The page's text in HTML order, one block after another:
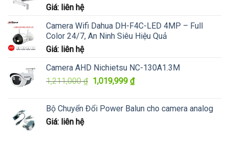
Giá: liên hệ
Camera Wifi Dahua DH-F4C-LED 4MP – Full
Color 24/7, An Ninh Siêu Hiệu Quả
Giá: liên hệ
Camera AHD Nichietsu NC-130A1.3M
1,211,000₫ Giá
là:
1,211,000 ₫.
1,019,999 ₫Giá
là:
Bộ Chuyển Đổi Power Balun cho camera analog
Giá: liên hệ